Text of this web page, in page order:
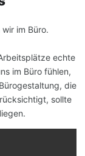
im Büro.
echte
im Büro fühlen,
die
sollte